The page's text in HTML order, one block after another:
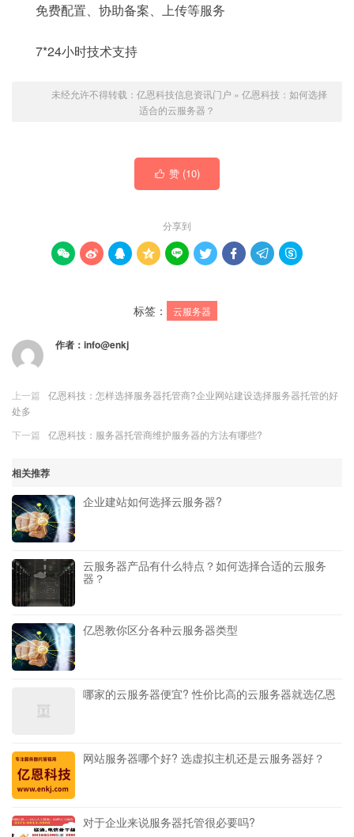
免费配置、协助备案、上传等服务
7*24小时技术支持
未经允许不得转载： 亿恩科技信息资讯门户 » 亿恩科技：如何选择
适合的云服务器？
 赞 (10)
分享到
        
标签： 云服务器
作者： info@enkj
上一篇
亿恩科技：怎样选择服务器托管商?企业网站建设选择服务器托管的好
处多
下一篇
亿恩科技：服务器托管商维护服务器的方法有哪些?
相关推荐
企业建站如何选择云服务器?
云服务器产品有什么特点？如何选择合适的云服务
器？
亿恩教你区分各种云服务器类型
哪家的云服务器便宜? 性价比高的云服务器就选亿恩
网站服务器哪个好? 选虚拟主机还是云服务器好？
对于企业来说服务器托管很必要吗?